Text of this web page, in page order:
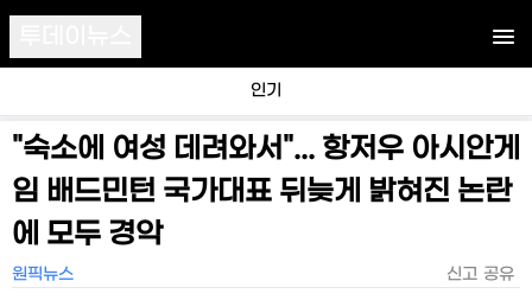
인기
"숙소에 여성 데려와서"... 항저우 아시안게
임 배드민턴 국가대표 뒤늦게 밝혀진 논란
에 모두 경악
원픽뉴스 신고 공유